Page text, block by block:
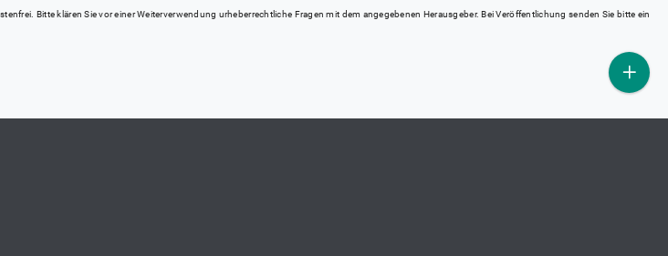
Bitte klären Sie vor einer Weiterverwendung urheberrechtliche Fragen mit dem angegebenen Herausgeber. Bei Veröffentlichung senden Sie bitte ein